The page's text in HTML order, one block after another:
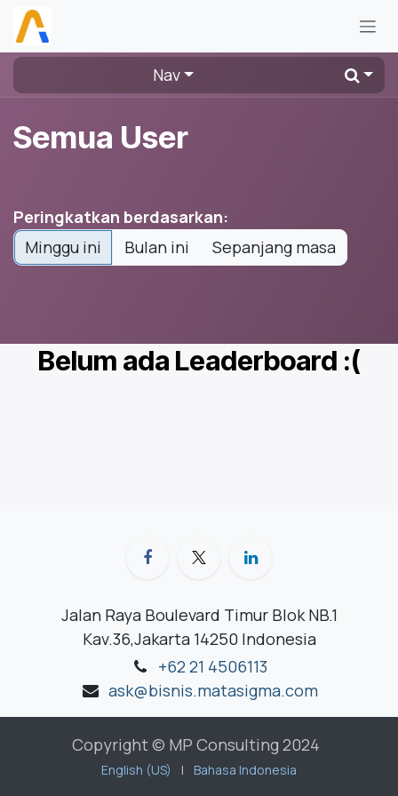
Skip ke Konten
Nav
Semua User
Peringkatkan berdasarkan:
Minggu ini
Bulan ini Sepanjang masa
Belum ada Leaderboard :(
Jalan Raya Boulevard Timur Blok NB.1
Kav.36,Jakarta 14250 Indonesia
+62 21 4506113
ask@bisnis.matasigma.com
Copyright © MP Consulting 2024
English (US) | Bahasa Indonesia